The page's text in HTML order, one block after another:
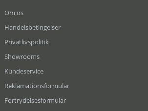
Om os
Handelsbetingelser
Privatlivspolitik
Showrooms
Kundeservice
Reklamationsformular
Fortrydelsesformular